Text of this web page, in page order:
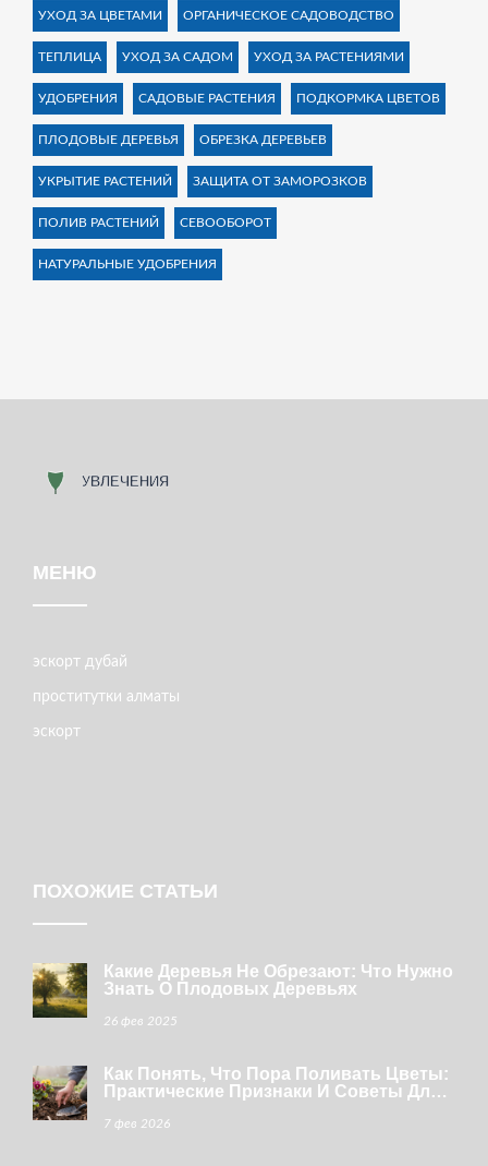
УХОД ЗА ЦВЕТАМИ ОРГАНИЧЕСКОЕ САДОВОДСТВО
ТЕПЛИЦА УХОД ЗА САДОМ УХОД ЗА РАСТЕНИЯМИ
УДОБРЕНИЯ САДОВЫЕ РАСТЕНИЯ ПОДКОРМКА ЦВЕТОВ
ПЛОДОВЫЕ ДЕРЕВЬЯ ОБРЕЗКА ДЕРЕВЬЕВ
УКРЫТИЕ РАСТЕНИЙ ЗАЩИТА ОТ ЗАМОРОЗКОВ
ПОЛИВ РАСТЕНИЙ СЕВООБОРОТ
НАТУРАЛЬНЫЕ УДОБРЕНИЯ
МЕНЮ
эскорт дубай
проститутки алматы
эскорт
ПОХОЖИЕ СТАТЬИ
Какие Деревья Не Обрезают: Что Нужно
Знать О Плодовых Деревьях
26 фев 2025
Как Понять, Что Пора Поливать Цветы:
Практические Признаки И Советы Для
7 фев 2026